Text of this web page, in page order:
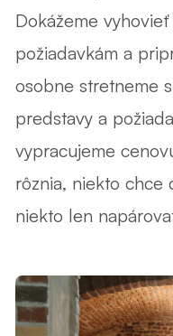
Dokážeme
požiadavkám a
osobne stretneme
predstavy a
vypracujeme
rôznia, niekto chce
niekto len